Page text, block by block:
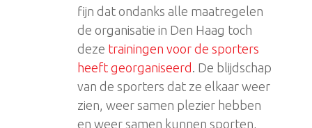
fijn dat ondanks alle maatregelen
de organisatie in Den Haag toch
deze trainingen voor de sporters
heeft georganiseerd . De blijdschap
van de sporters dat ze elkaar weer
zien, weer samen plezier hebben
en weer samen kunnen sporten,